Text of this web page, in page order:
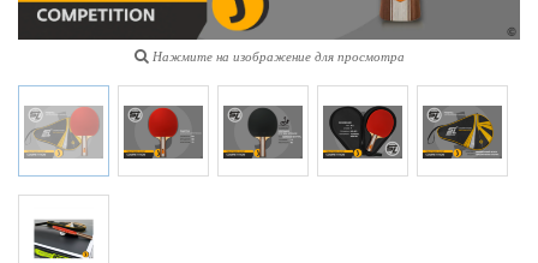
Нажмите на изображение для просмотра